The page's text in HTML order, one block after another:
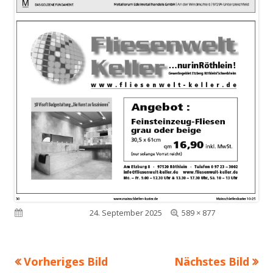
Veröffentlicht am24. September 2025
Volle
589 × 877
Vorheriges Bild Nächstes Bild